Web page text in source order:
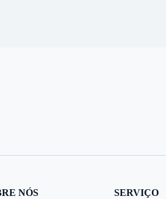
NÓS SERVIÇO